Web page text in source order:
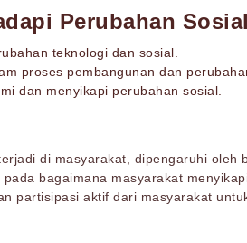
Perubahan Sosial
teknologi dan sosial.
proses pembangunan dan
dan menyikapi perubahan sosial.
di masyarakat, dipengaruhi oleh
bagaimana masyarakat
partisipasi aktif dari masyarakat